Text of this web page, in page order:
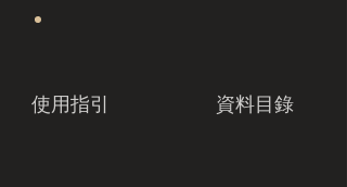
使用指引 資料目錄